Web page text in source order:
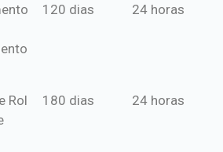
120 dias 24 horas
Rol
180 dias 24 horas